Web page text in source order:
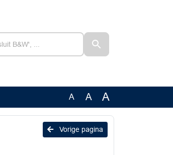
A A A
Vorige pagina